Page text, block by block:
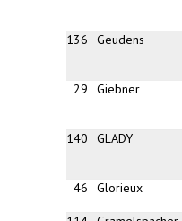
136 Geudens
29 Giebner
140 GLADY
46 Glorieux